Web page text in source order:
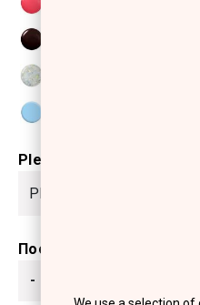
Please select
Ποσότητα
-